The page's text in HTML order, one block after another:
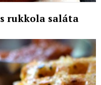
rukkola saláta